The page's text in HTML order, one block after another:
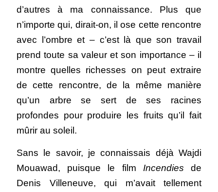
d’autres à ma connaissance. Plus que
n’importe qui, dirait-on, il ose cette rencontre
avec l’ombre et – c’est là que son travail
prend toute sa valeur et son importance – il
montre quelles richesses on peut extraire
de cette rencontre, de la même manière
qu’un arbre se sert de ses racines
profondes pour produire les fruits qu’il fait
mûrir au soleil.
Sans le savoir, je connaissais déjà Wajdi
Mouawad, puisque le film Incendies de
Denis Villeneuve, qui m’avait tellement